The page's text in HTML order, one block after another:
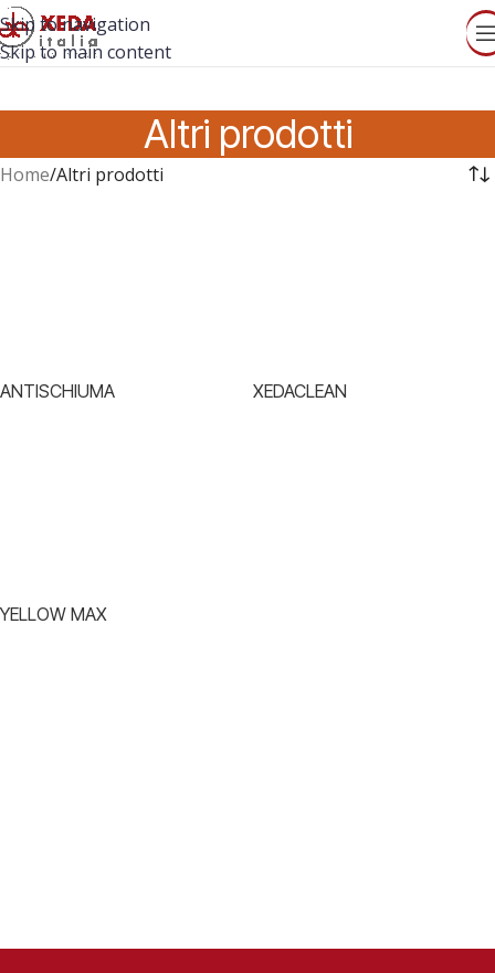
Skip to navigation
Skip to main content
Altri prodotti
Home Altri prodotti
ANTISCHIUMA XEDACLEAN
YELLOW MAX